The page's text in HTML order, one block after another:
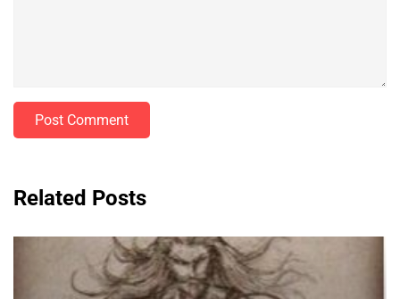
Post Comment
Related Posts